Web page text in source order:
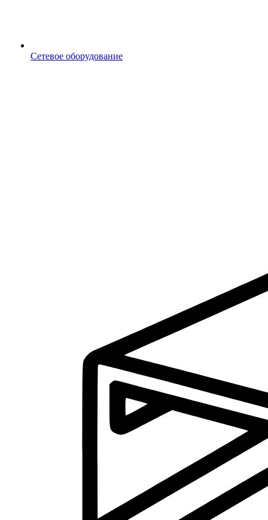
Сетевое оборудование